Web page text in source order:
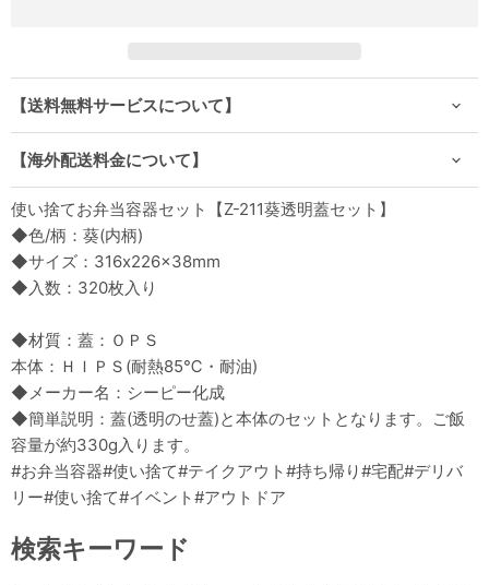
【送料無料サービスについて】
【海外配送料金について】
使い捨てお弁当容器セット【Z-211葵透明蓋セット】
◆色/柄：葵(内柄)
◆サイズ：316x226x38mm
◆入数：320枚入り
◆材質：蓋：ＯＰＳ
本体：ＨＩＰＳ(耐熱85℃・耐油)
◆メーカー名：シーピー化成
◆簡単説明：蓋(透明のせ蓋)と本体のセットとなります。ご飯
容量が約330g入ります。
#お弁当容器#使い捨て#テイクアウト#持ち帰り#宅配#デリバ
リー#使い捨て#イベント#アウトドア
検索キーワード